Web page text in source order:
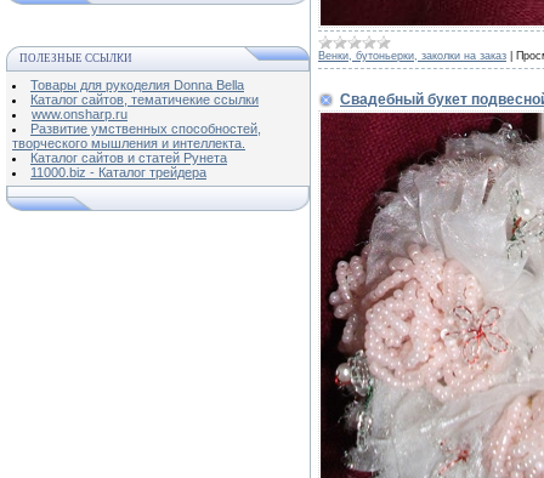
ПОЛЕЗНЫЕ ССЫЛКИ
Товары для рукоделия Donna Bella
Каталог сайтов, тематичекие ссылки
www.onsharp.ru
Развитие умственных способностей,
творческого мышления и интеллекта.
Каталог сайтов и статей Рунета
11000.biz - Каталог трейдера
Венки, бутоньерки, заколки на заказ
Свадебный букет